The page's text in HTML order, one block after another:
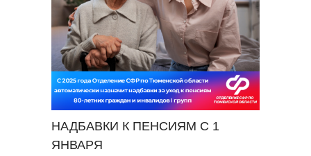
НАДБАВКИ К ПЕНСИЯМ С 1
ЯНВАРЯ